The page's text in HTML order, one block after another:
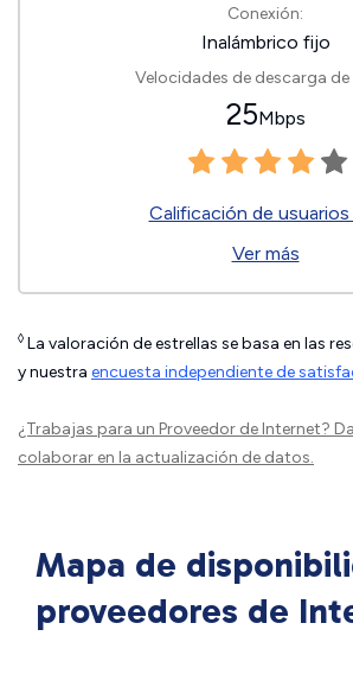
Conexión:
Inalámbrico fijo
Velocidades de descarga
25Mbps
Calificación de usuarios
Ver más
◊ La valoración de estrellas se basa en las
y nuestra encuesta independiente de
¿Trabajas para un Proveedor de Internet?
colaborar en la actualización de datos.
Mapa de
proveedores de